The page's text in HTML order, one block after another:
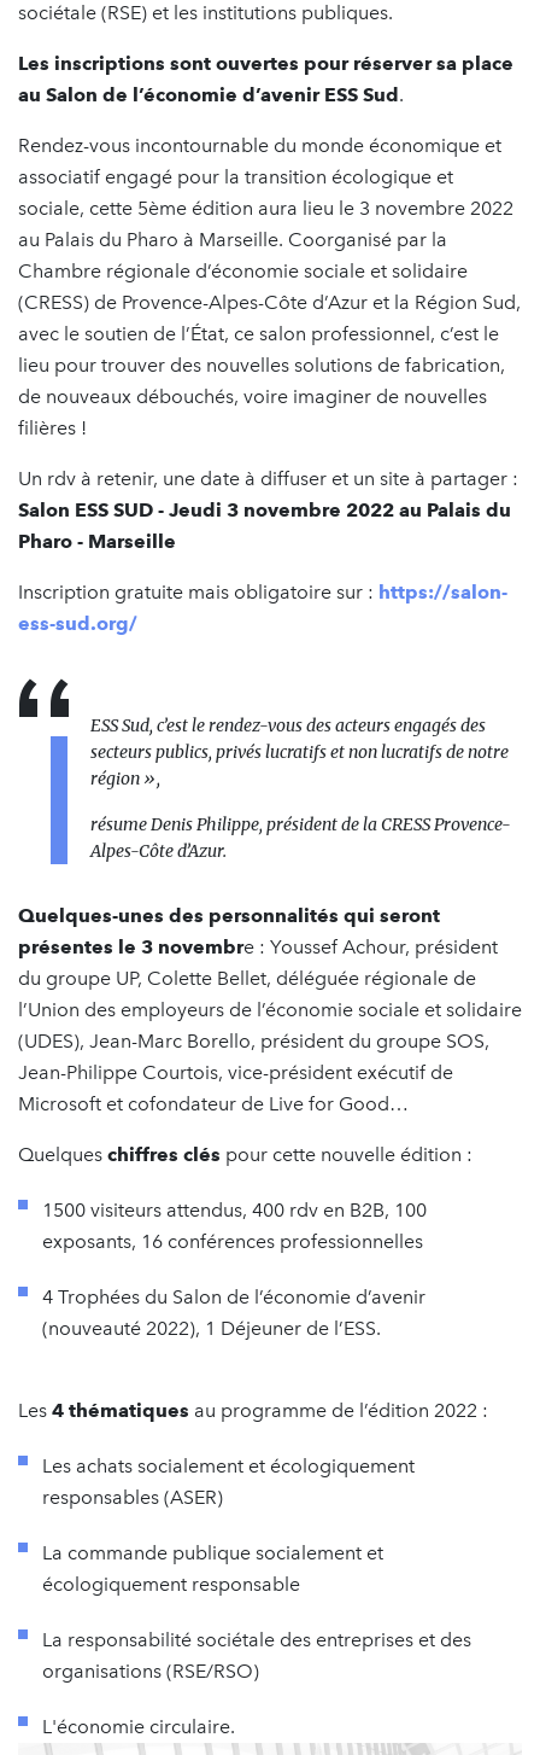
sociétale (RSE) et les institutions publiques.
Les inscriptions sont ouvertes pour réserver sa place
au Salon de l’économie d’avenir ESS Sud.
Rendez-vous incontournable du monde économique et
associatif engagé pour la transition écologique et
sociale, cette 5ème édition aura lieu le 3 novembre 2022
au Palais du Pharo à Marseille. Coorganisé par la
Chambre régionale d’économie sociale et solidaire
(CRESS) de Provence-Alpes-Côte d’Azur et la Région Sud,
avec le soutien de l’État, ce salon professionnel, c’est le
lieu pour trouver des nouvelles solutions de fabrication,
de nouveaux débouchés, voire imaginer de nouvelles
filières !
Un rdv à retenir, une date à diffuser et un site à partager :
Salon ESS SUD - Jeudi 3 novembre 2022 au Palais du
Pharo - Marseille
Inscription gratuite mais obligatoire sur : https://salon-
ess-sud.org/
ESS Sud, c’est le rendez-vous des acteurs engagés des
secteurs publics, privés lucratifs et non lucratifs de notre
région »,
résume Denis Philippe, président de la CRESS Provence-
Alpes-Côte d’Azur.
Quelques-unes des personnalités qui seront
présentes le 3 novembre : Youssef Achour, président
du groupe UP, Colette Bellet, déléguée régionale de
l’Union des employeurs de l’économie sociale et solidaire
(UDES), Jean-Marc Borello, président du groupe SOS,
Jean-Philippe Courtois, vice-président exécutif de
Microsoft et cofondateur de Live for Good…
Quelques chiffres clés pour cette nouvelle édition :
1500 visiteurs attendus, 400 rdv en B2B, 100
exposants, 16 conférences professionnelles
4 Trophées du Salon de l’économie d’avenir
(nouveauté 2022), 1 Déjeuner de l’ESS.
Les 4 thématiques au programme de l’édition 2022 :
Les achats socialement et écologiquement
responsables (ASER)
La commande publique socialement et
écologiquement responsable
La responsabilité sociétale des entreprises et des
organisations (RSE/RSO)
L'économie circulaire.